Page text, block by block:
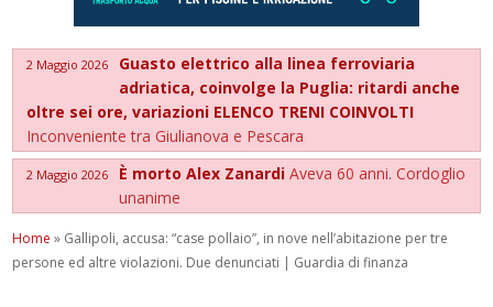
2 Maggio 2026
Guasto elettrico alla linea ferroviaria
adriatica, coinvolge la Puglia: ritardi anche
oltre sei ore, variazioni ELENCO TRENI COINVOLTI
Inconveniente tra Giulianova e Pescara
2 Maggio 2026 È morto Alex ZanardiAveva 60 anni. Cordoglio
unanime
Home » Gallipoli, accusa: “case pollaio”, in nove nell’abitazione per tre
persone ed altre violazioni. Due denunciati | Guardia di finanza